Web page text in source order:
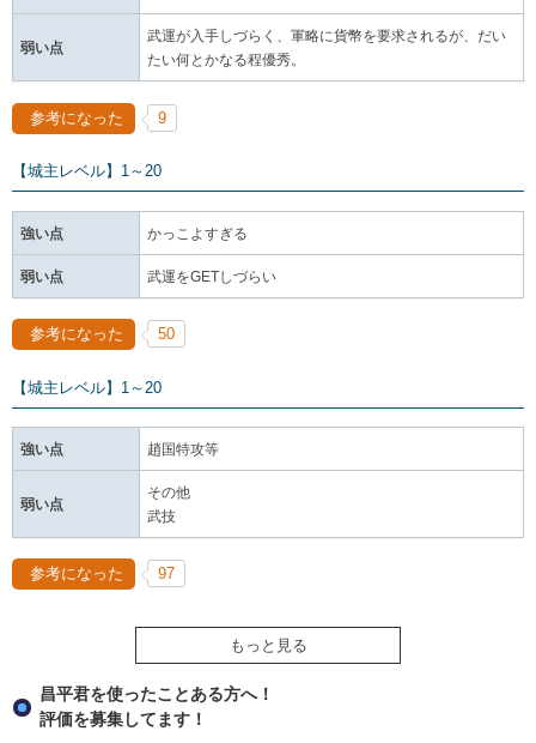
弱い点
武運が入手しづらく、軍略に貨幣を要求されるが、だい
たい何とかなる程優秀。
参考になった 9
【城主レベル】1～20
強い点 かっこよすぎる
弱い点 武運をGETしづらい
参考になった 50
【城主レベル】1～20
強い点 趙国特攻等
弱い点
その他
武技
参考になった 97
もっと見る
昌平君を使ったことある方へ！
評価を募集してます！